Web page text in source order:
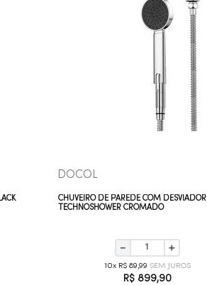
VEJA MAIS
DOCOL
CHUVEIRO DE PAREDE COM DESVIADOR
TECHNOSHOWER CROMADO
＋
－
10 R$ 89,99
R$ 899,90